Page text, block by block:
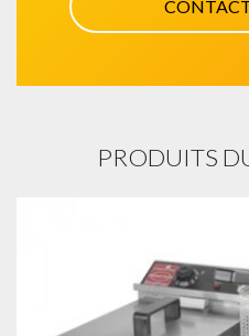
PRODUITS